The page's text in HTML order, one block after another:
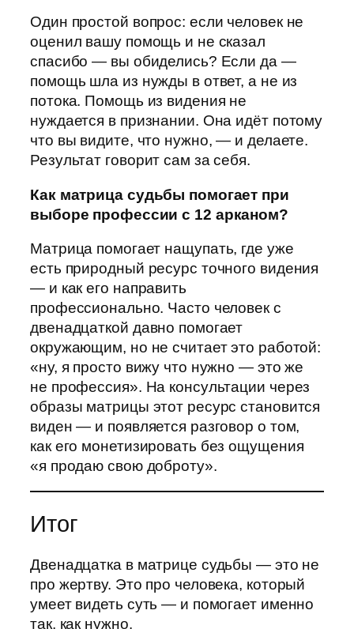
Один простой вопрос: если человек не
оценил вашу помощь и не сказал
спасибо — вы обиделись? Если да —
помощь шла из нужды в ответ, а не из
потока. Помощь из видения не
нуждается в признании. Она идёт потому
что вы видите, что нужно, — и делаете.
Результат говорит сам за себя.
Как матрица судьбы помогает при
выборе профессии с 12 арканом?
Матрица помогает нащупать, где уже
есть природный ресурс точного видения
— и как его направить
профессионально. Часто человек с
двенадцаткой давно помогает
окружающим, но не считает это работой:
«ну, я просто вижу что нужно — это же
не профессия». На консультации через
образы матрицы этот ресурс становится
виден — и появляется разговор о том,
как его монетизировать без ощущения
«я продаю свою доброту».
Итог
Двенадцатка в матрице судьбы — это не
про жертву. Это про человека, который
умеет видеть суть — и помогает именно
так, как нужно.